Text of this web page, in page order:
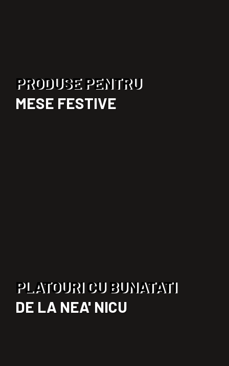
PRODUSE PENTRU
MESE FESTIVE
PLATOURI CU BUNATATI
DE LA NEA' NICU